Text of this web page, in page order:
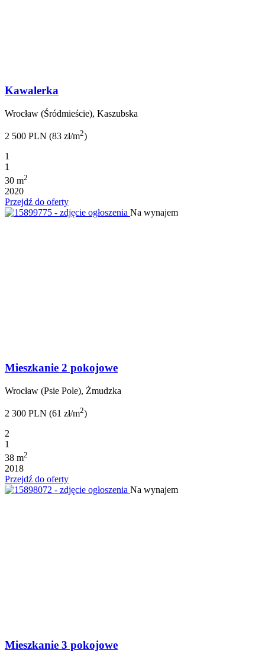
Kawalerka
Wrocław (Śródmieście), Kaszubska
2 500 PLN (83 zł/m2)
1
1
30 m2
2020
Przejdź do oferty
Na wynajem
Mieszkanie 2 pokojowe
Wrocław (Psie Pole), Żmudzka
2 300 PLN (61 zł/m2)
2
1
38 m2
2018
Przejdź do oferty
Na wynajem
Mieszkanie 3 pokojowe